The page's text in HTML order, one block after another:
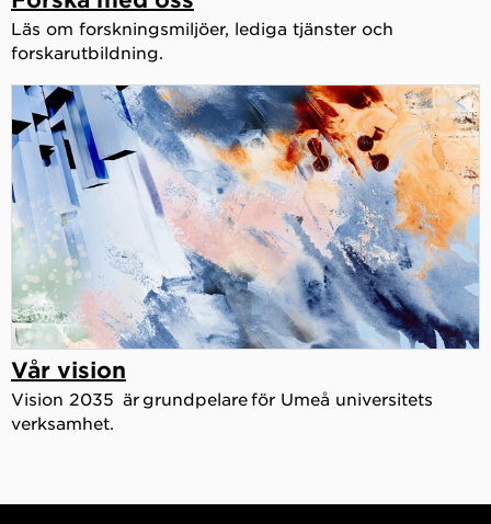
Läs om forskningsmiljöer, lediga tjänster och
forskarutbildning.
Vår vision
Vision 2035 är grundpelare för Umeå universitets
verksamhet.